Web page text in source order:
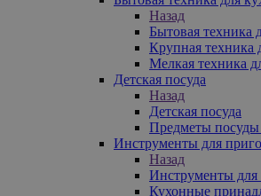
Назад
Бытовая техника
Крупная техника
Мелкая техника
Детская посуда
Назад
Детская посуда
Предметы посуды
Инструменты для
Назад
Инструменты для
Кухонные